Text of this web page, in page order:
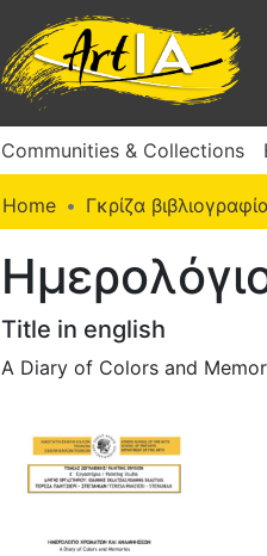
Communities & Collections
Home Γκρίζα
Title in english
A Diary of Colors and